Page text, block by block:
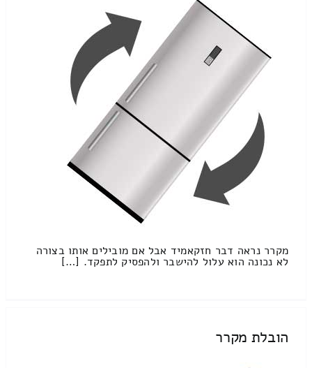
מקרר נראה דבר חזקאמיד אבל אם מובילים אותו בצורה
לא נכונה הוא עלול להישבר ולהפסיק לתפקד. […]
הובלת מקרר